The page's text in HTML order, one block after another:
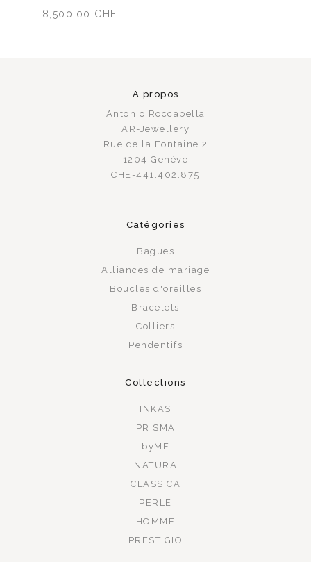
8,500.00 CHF
A propos
Antonio Roccabella
AR-Jewellery
Rue de la Fontaine 2
1204 Genève
CHE-441.402.875
Catégories
Bagues
Alliances de mariage
Boucles d'oreilles
Bracelets
Colliers
Pendentifs
Collections
INKAS
PRISMA
byME
NATURA
CLASSICA
PERLE
HOMME
PRESTIGIO